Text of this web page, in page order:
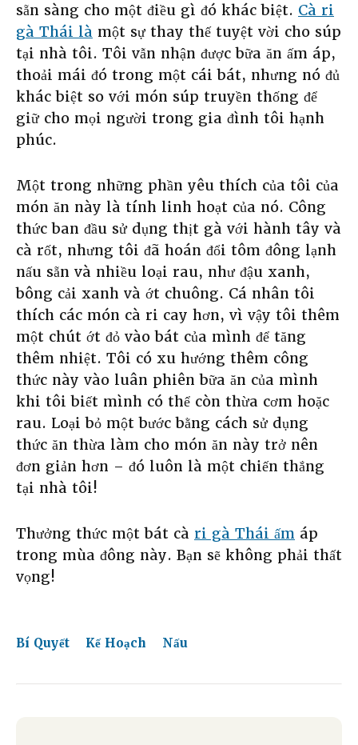
sẵn sàng cho một điều gì đó khác biệt. Cà ri
gà Thái là một sự thay thế tuyệt vời cho súp
tại nhà tôi. Tôi vẫn nhận được bữa ăn ấm áp,
thoải mái đó trong một cái bát, nhưng nó đủ
khác biệt so với món súp truyền thống để
giữ cho mọi người trong gia đình tôi hạnh
phúc.
Một trong những phần yêu thích của tôi của
món ăn này là tính linh hoạt của nó. Công
thức ban đầu sử dụng thịt gà với hành tây và
cà rốt, nhưng tôi đã hoán đổi tôm đông lạnh
nấu sẵn và nhiều loại rau, như đậu xanh,
bông cải xanh và ớt chuông. Cá nhân tôi
thích các món cà ri cay hơn, vì vậy tôi thêm
một chút ớt đỏ vào bát của mình để tăng
thêm nhiệt. Tôi có xu hướng thêm công
thức này vào luân phiên bữa ăn của mình
khi tôi biết mình có thể còn thừa cơm hoặc
rau. Loại bỏ một bước bằng cách sử dụng
thức ăn thừa làm cho món ăn này trở nên
đơn giản hơn – đó luôn là một chiến thắng
tại nhà tôi!
Thưởng thức một bát cà ri gà Thái ấm áp
trong mùa đông này. Bạn sẽ không phải thất
vọng!
Bí Quyết Kế Hoạch Nấu